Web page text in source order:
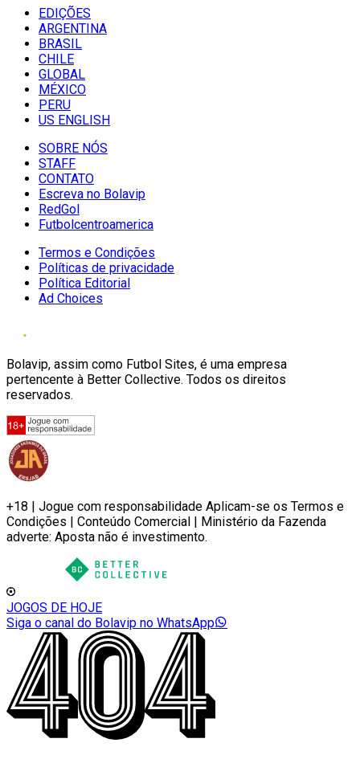
EDIÇÕES
ARGENTINA
BRASIL
CHILE
GLOBAL
MÉXICO
PERU
US ENGLISH
SOBRE NÓS
STAFF
CONTATO
Escreva no Bolavip
RedGol
Futbolcentroamerica
Termos e Condições
Políticas de privacidade
Política Editorial
Ad Choices
Bolavip, assim como Futbol Sites, é uma empresa
pertencente à Better Collective. Todos os direitos
reservados.
+18 | Jogue com responsabilidade Aplicam-se os Termos e
Condições | Conteúdo Comercial | Ministério da Fazenda
adverte: Aposta não é investimento.
JOGOS DE HOJE
Siga o canal do Bolavip no WhatsApp